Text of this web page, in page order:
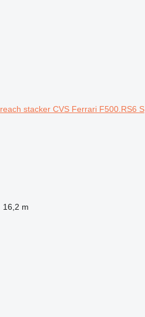
reach stacker CVS Ferrari F500.RS6 S
16,2 m